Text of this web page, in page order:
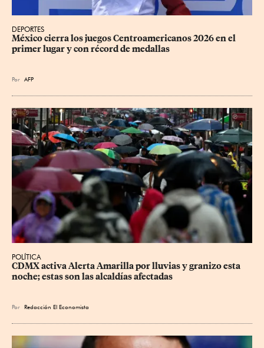
DEPORTES
México cierra los juegos Centroamericanos 2026 en el
primer lugar y con récord de medallas
Por AFP
POLÍTICA
CDMX activa Alerta Amarilla por lluvias y granizo esta
noche; estas son las alcaldías afectadas
Por Redacción El Economista